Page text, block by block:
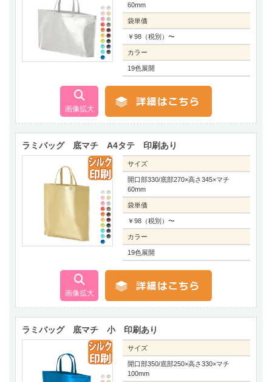
60mm
袋単価
￥98（税別）〜
カラー
19色展開
ラミバッグ 底マチ A4タテ 印刷あり
サイズ
開口部330/底部270×高さ345×マチ
60mm
袋単価
￥98（税別）〜
カラー
19色展開
ラミバッグ 底マチ 小 印刷あり
サイズ
開口部350/底部250×高さ330×マチ
100mm